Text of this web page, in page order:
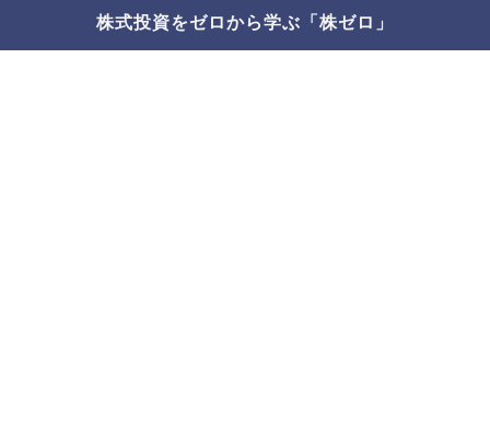
株式投資をゼロから学ぶ「株ゼロ」